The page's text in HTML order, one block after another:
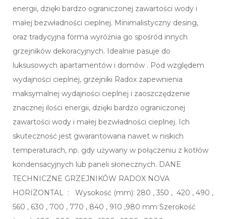
energii, dzięki bardzo ograniczonej zawartości wody i
małej bezwładności cieplnej. Minimalistyczny desing,
oraz tradycyjna forma wyróżnia go spośród innych
grzejników dekoracyjnych. Idealnie pasuje do
luksusowych apartamentów i domów . Pod względem
wydajności cieplnej, grzejniki Radox zapewnienia
maksymalnej wydajności cieplnej i zaoszczędzenie
znacznej ilości energii, dzięki bardzo ograniczonej
zawartości wody i małej bezwładności cieplnej. Ich
skuteczność jest gwarantowana nawet w niskich
temperaturach, np. gdy używany w połączeniu z kotłów
kondensacyjnych lub paneli słonecznych. DANE
TECHNICZNE GRZEJNIKÓW RADOX NOVA
HORIZONTAL : Wysokość (mm): 280 , 350 , 420 , 490 ,
560 , 630 , 700 , 770 , 840 , 910 ,980 mm Szerokość